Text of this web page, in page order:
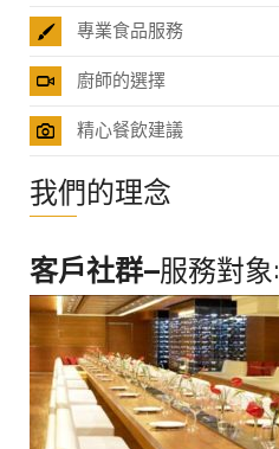
專業食品服務
廚師的選擇
精心餐飲建議
我們的理念
客戶社群–服務對象: